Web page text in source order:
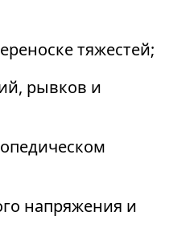
тяжестей;
рывков и
напряжения и